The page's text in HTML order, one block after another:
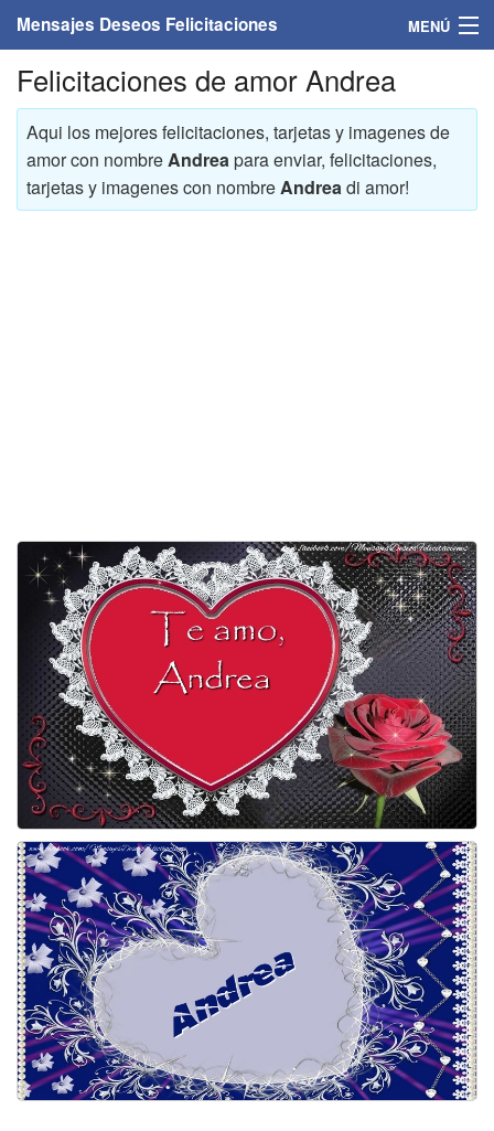
Mensajes Deseos Felicitaciones MENÚ
Home
Mensajes
Felicitaciones
Felicitaciones musicales
Entrar
Felicitaciones de amor Andrea
Aqui los mejores felicitaciones, tarjetas y imagenes de
amor con nombre Andrea para enviar, felicitaciones,
tarjetas y imagenes con nombre Andrea di amor!